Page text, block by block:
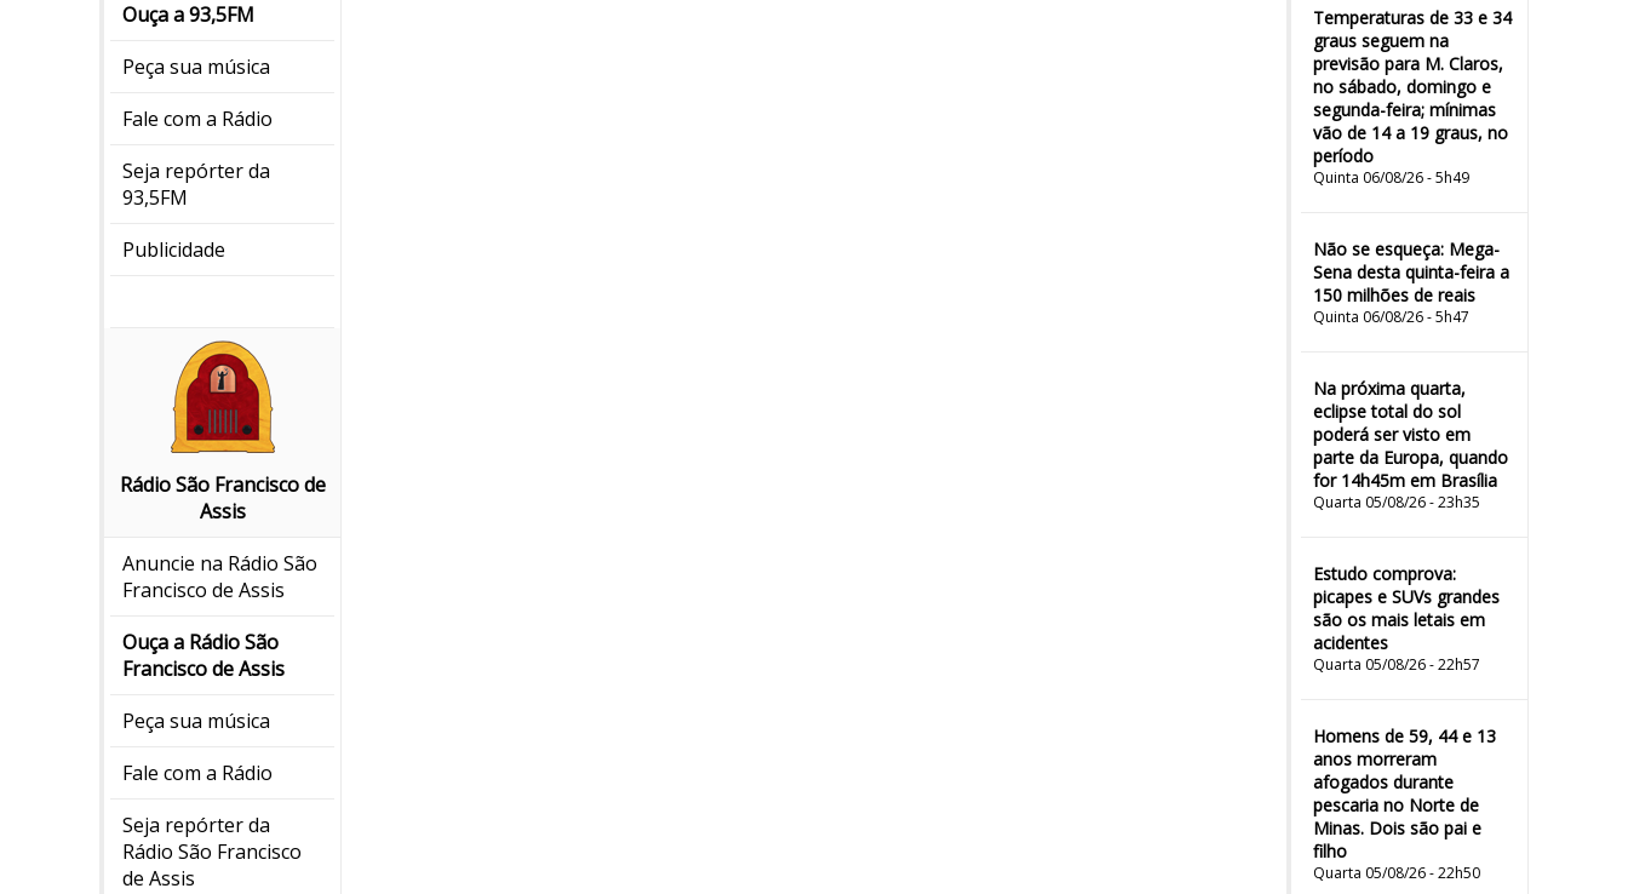
Ouça a 93,5FM
Peça sua música
Fale com a Rádio
Seja repórter da
93,5FM
Publicidade
Rádio São Francisco de
Assis
Anuncie na Rádio São
Francisco de Assis
Ouça a Rádio São
Francisco de Assis
Peça sua música
Fale com a Rádio
Seja repórter da
Rádio São Francisco
de Assis
Temperaturas de 33 e 34
graus seguem na
previsão para M. Claros,
no sábado, domingo e
segunda-feira; mínimas
vão de 14 a 19 graus, no
período
Quinta 06/08/26 - 5h49
Não se esqueça: Mega-
Sena desta quinta-feira a
150 milhões de reais
Quinta 06/08/26 - 5h47
Na próxima quarta,
eclipse total do sol
poderá ser visto em
parte da Europa, quando
for 14h45m em Brasília
Quarta 05/08/26 - 23h35
Estudo comprova:
picapes e SUVs grandes
são os mais letais em
acidentes
Quarta 05/08/26 - 22h57
Homens de 59, 44 e 13
anos morreram
afogados durante
pescaria no Norte de
Minas. Dois são pai e
filho
Quarta 05/08/26 - 22h50